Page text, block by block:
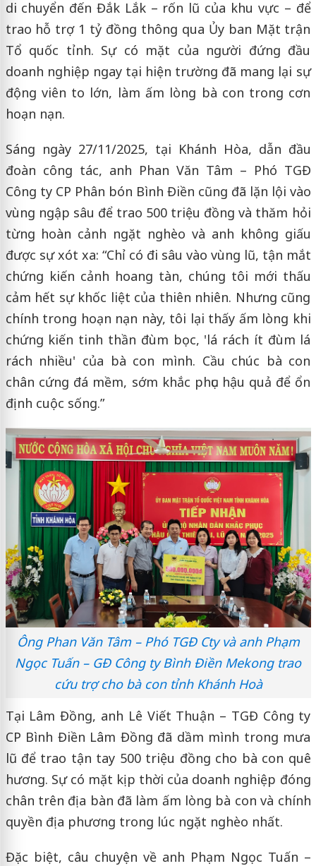
di chuyển đến Đắk Lắk – rốn lũ của khu vực – để
trao hỗ trợ 1 tỷ đồng thông qua Ủy ban Mặt trận
Tổ quốc tỉnh. Sự có mặt của người đứng đầu
doanh nghiệp ngay tại hiện trường đã mang lại sự
động viên to lớn, làm ấm lòng bà con trong cơn
hoạn nạn.
Sáng ngày 27/11/2025, tại Khánh Hòa, dẫn đầu
đoàn công tác, anh Phan Văn Tâm – Phó TGĐ
Công ty CP Phân bón Bình Điền cũng đã lặn lội vào
vùng ngập sâu để trao 500 triệu đồng và thăm hỏi
từng hoàn cảnh ngặt nghèo và anh không giấu
được sự xót xa: “Chỉ có đi sâu vào vùng lũ, tận mắt
chứng kiến cảnh hoang tàn, chúng tôi mới thấu
cảm hết sự khốc liệt của thiên nhiên. Nhưng cũng
chính trong hoạn nạn này, tôi lại thấy ấm lòng khi
chứng kiến tinh thần đùm bọc, 'lá rách ít đùm lá
rách nhiều' của bà con mình. Cầu chúc bà con
chân cứng đá mềm, sớm khắc phục hậu quả để ổn
định cuộc sống.”
Ông Phan Văn Tâm – Phó TGĐ Cty và anh Phạm
Ngọc Tuấn – GĐ Công ty Bình Điền Mekong trao
cứu trợ cho bà con tỉnh Khánh Hoà
Tại Lâm Đồng, anh Lê Viết Thuận – TGĐ Công ty
CP Bình Điền Lâm Đồng đã dầm mình trong mưa
lũ để trao tận tay 500 triệu đồng cho bà con quê
hương. Sự có mặt kịp thời của doanh nghiệp đóng
chân trên địa bàn đã làm ấm lòng bà con và chính
quyền địa phương trong lúc ngặt nghèo nhất.
Đặc biệt, câu chuyện về anh Phạm Ngọc Tuấn –